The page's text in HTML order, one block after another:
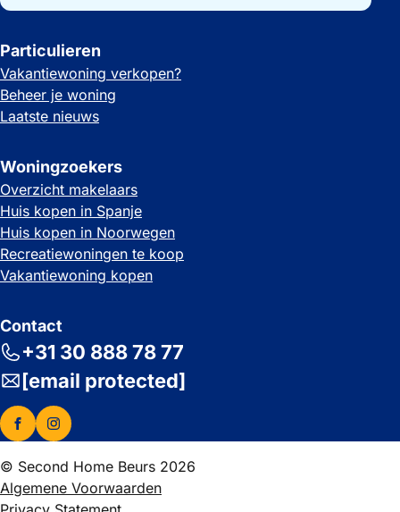
Particulieren
Vakantiewoning verkopen?
Beheer je woning
Laatste nieuws
Woningzoekers
Overzicht makelaars
Huis kopen in Spanje
Huis kopen in Noorwegen
Recreatiewoningen te koop
Vakantiewoning kopen
Contact
+31 30 888 78 77
[email protected]
© Second Home Beurs 2026
Algemene Voorwaarden